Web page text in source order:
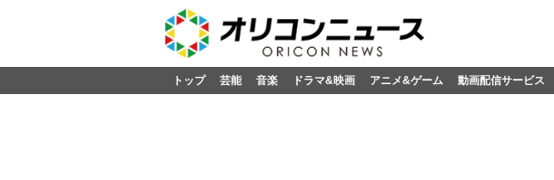
トップ 芸能 音楽 ドラマ&映画 アニメ&ゲーム 動画配信サービス